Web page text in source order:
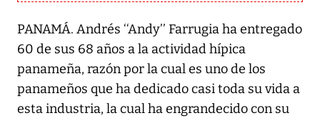
PANAMÁ. Andrés ‘‘Andy’’ Farrugia ha entregado
60 de sus 68 años a la actividad hípica
panameña, razón por la cual es uno de los
panameños que ha dedicado casi toda su vida a
esta industria, la cual ha engrandecido con su